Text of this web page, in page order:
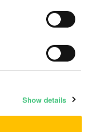
Show details
typisk fås i
byggevarehandel
hobbyaktiviteter
mot røyk fra